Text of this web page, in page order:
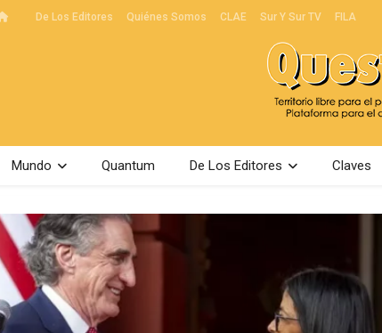
De Los Editores Quiénes Somos CLAE Sur Y Sur TV FILA
Mundo Quantum De Los Editores Claves